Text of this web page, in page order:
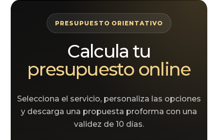
PRESUPUESTO ORIENTATIVO
Calcula tu
presupuesto online
Selecciona el servicio, personaliza las opciones
y descarga una propuesta proforma con una
validez de 10 días.